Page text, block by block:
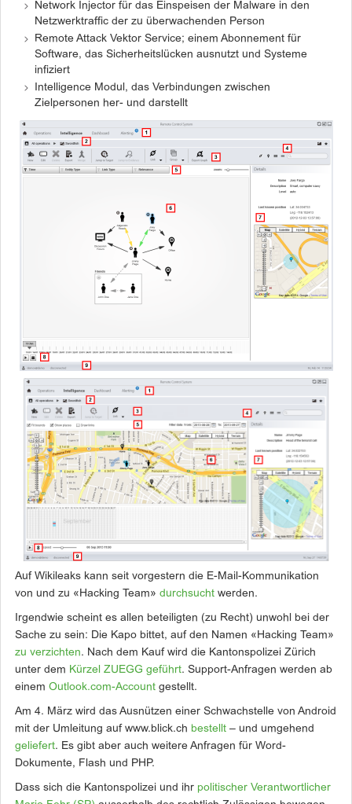
Network Injector für das Einspeisen der Malware in den
Netzwerktraffic der zu überwachenden Person
Remote Attack Vektor Service; einem Abonnement für
Software, das Sicherheitslücken ausnutzt und Systeme
infiziert
Intelligence Modul, das Verbindungen zwischen
Zielpersonen her- und darstellt
Auf Wikileaks kann seit vorgestern die E-Mail-Kommunikation
von und zu «Hacking Team» durchsucht werden.
Irgendwie scheint es allen beteiligten (zu Recht) unwohl bei der
Sache zu sein: Die Kapo bittet, auf den Namen «Hacking Team»
zu verzichten. Nach dem Kauf wird die Kantonspolizei Zürich
unter dem Kürzel ZUEGG geführt. Support-Anfragen werden ab
einem Outlook.com-Account gestellt.
Am 4. März wird das Ausnützen einer Schwachstelle von Android
mit der Umleitung auf www.blick.ch bestellt – und umgehend
geliefert. Es gibt aber auch weitere Anfragen für Word-
Dokumente, Flash und PHP.
Dass sich die Kantonspolizei und ihr politischer Verantwortlicher